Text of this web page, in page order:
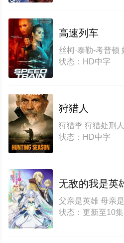
高速列车
状态：HD中字
狩猎人
狩猎季 狩猎处刑人
状态：HD中字
状态：更新至10集